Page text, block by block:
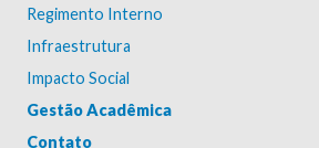
Regimento Interno
Infraestrutura
Impacto Social
Gestão Acadêmica
Contato